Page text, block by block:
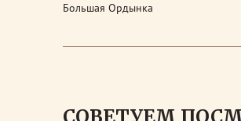
Большая Ордынка